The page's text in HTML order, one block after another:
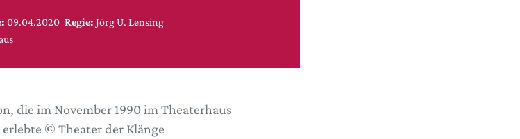
09.04.2020 Regie: Jörg U. Lensing
die im November 1990 im Theaterhaus
© Theater der Klänge